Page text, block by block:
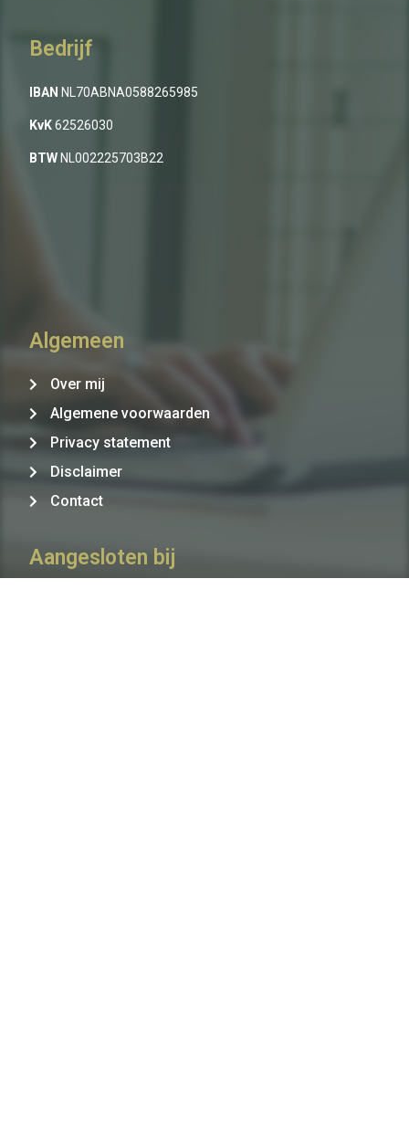
Bedrijf
IBAN NL70ABNA0588265985
KvK62526030
BTW NL002225703B22
Algemeen
Over mij
Algemene voorwaarden
Privacy statement
Disclaimer
Contact
Aangesloten bij